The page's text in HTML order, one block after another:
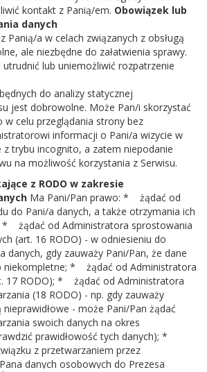
441 Parysów
- 17:00
Biblioteka Publiczna w Parysowie
kontakt z Panią/em. Obowiązek lub
danych
Panią/a w celach związanych z obsługą
ale niezbędne do załatwienia sprawy.
lub uniemożliwić rozpatrzenie
do analizy statycznej
jest dobrowolne. Może Pan/i skorzystać
w celu przeglądania strony bez
informacji o Pani/a wizycie w
z trybu incognito, a zatem niepodanie
na możliwość korzystania z Serwisu.
z RODO w zakresie
Ma Pani/Pan prawo: * żądać od
do Pani/a danych, a także otrzymania ich
* żądać od Administratora sprostowania
(art. 16 RODO) - w odniesieniu do
danych, gdy zauważy Pani/Pan, że dane
niekompletne; * żądać od Administratora
17 RODO); * żądać od Administratora
(18 RODO) - np. gdy zauważy
nieprawidłowe - może Pani/Pan żądać
swoich danych na okres
prawidłowość tych danych); *
z przetwarzaniem przez
danych osobowych do Prezesa